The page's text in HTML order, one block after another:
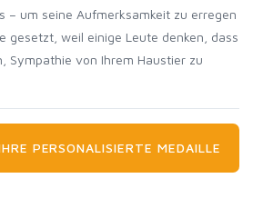
– um seine Aufmerksamkeit zu erregen
gesetzt, weil einige Leute denken, dass
Sympathie von Ihrem Haustier zu
PERSONALISIERTE MEDAILLE